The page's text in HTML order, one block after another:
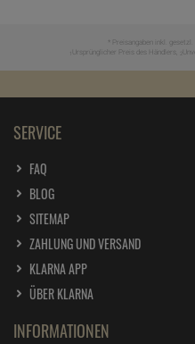
* Preisangaben inkl. gesetzl.
Ursprünglicher Preis des Händlers,
SERVICE
FAQ
BLOG
SITEMAP
ZAHLUNG UND VERSAND
KLARNA APP
ÜBER KLARNA
INFORMATIONEN